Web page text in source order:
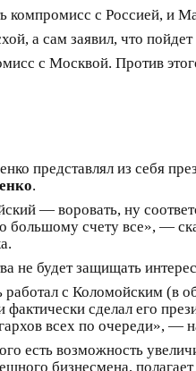
компромисс с Россией,
а сам заявил, что
с Москвой. Против
представлял из себя
.
— воровать, ну
счету все», —
не будет защищать
с Коломойским (в
сделал его
всех по очереди», —
есть возможность
бизнесмена,